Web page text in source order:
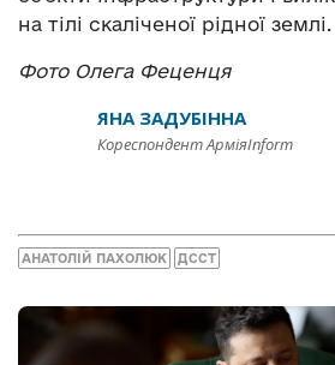
на тілі скаліченої рідної землі.
Фото Олега Феценця
ЯНА ЗАДУБІННА
Кореспондент АрміяInform
АНАТОЛІЙ ПАХОЛЮК ДССТ